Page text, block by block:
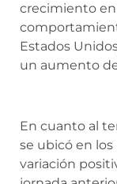
crecimiento en
Estados
un aumento
En cuanto al
se ubicó en los
variación